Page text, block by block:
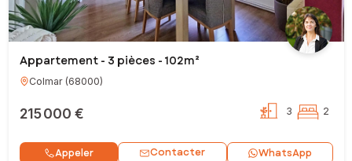
Appartement - 3 pièces - 102m²
Colmar(68000)
215 000 € 3 2
Appeler Contacter WhatsApp